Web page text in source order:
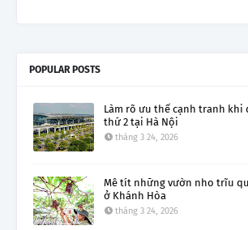
POPULAR POSTS
Làm rõ ưu thế cạnh tranh khi
thứ 2 tại Hà Nội
tháng 3 24, 2026
Mê tít những vườn nho trĩu
ở Khánh Hòa
tháng 3 24, 2026